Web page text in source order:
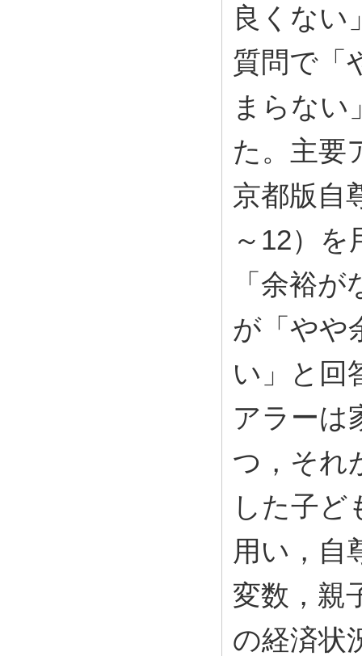
良くない
質問で「
まらない
た。主要
京都版自
～12）
「余裕
が「やや
い」と回
アラーは
つ，それ
した子ど
用い，自
変数，親
の経済状